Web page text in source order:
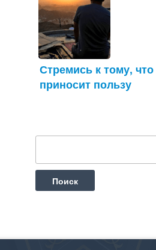
Стремись к тому, что
приносит пользу